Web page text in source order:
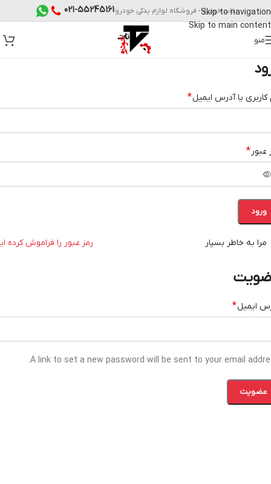
Skip to navigation
Skip to main content
تات خودرو - فروشگاه لوازم یدکی خودرو021-55245161
منو
کاربری یا آدرس ایمیل*
عبور*
ورود
رمز عبور را فراموش کرده مرا به خاطر بسپار
ایمیل*
A link to set a new password will be sent to your email
عضویت